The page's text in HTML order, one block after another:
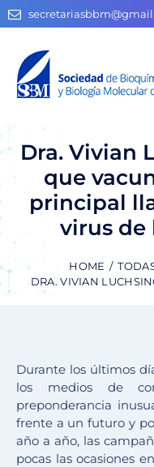
Dra. Vivian
que
principal
virus de
HOME
DRA. VIVIAN
Durante los últimos
los medios de
preponderancia
frente a un futuro y
año a año, las
pocas las ocasiones